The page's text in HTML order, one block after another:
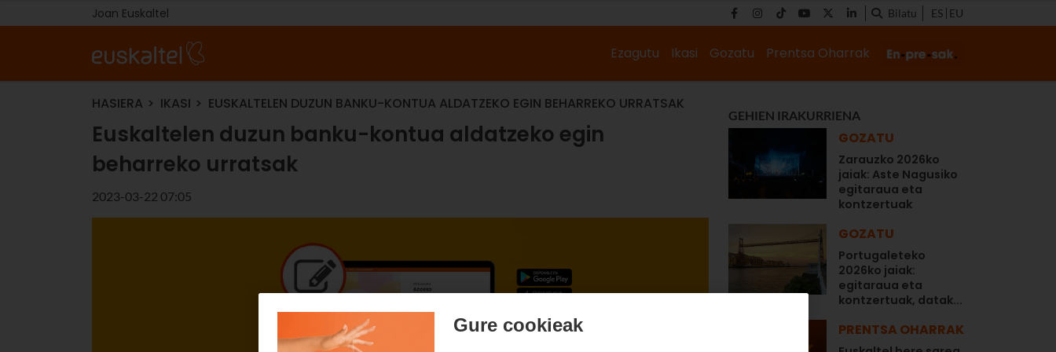
Joan Euskaltel Bilatu ES EU
Ezagutu Ikasi Gozatu Prentsa Oharrak
HASIERA IKASI EUSKALTELEN DUZUN BANKU-KONTUA ALDATZEKO EGIN BEHARREKO URRATSAK
Euskaltelen duzun banku-kontua aldatzeko egin
beharreko urratsak
2023-03-22 07:05
GEHIEN IRAKURRIENA
GOZATU
Zarauzko 2026ko
jaiak: Aste Nagusiko
egitaraua eta
kontzertuak
GOZATU
Portugaleteko
2026ko jaiak:
egitaraua eta
kontzertuak, datak...
PRENTSA OHARRAK
Gure cookieak